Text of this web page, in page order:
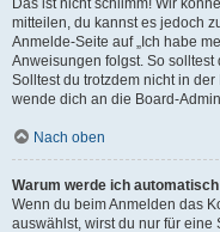
Das ist nicht schlimm! Wir
mitteilen, du kannst es jedoch
Anmelde-Seite auf „Ich habe
Anweisungen folgst. So
Solltest du trotzdem nicht in
wende dich an die Board-
Nach oben
Warum werde ich
Wenn du beim Anmelden das
auswählst, wirst du nur für